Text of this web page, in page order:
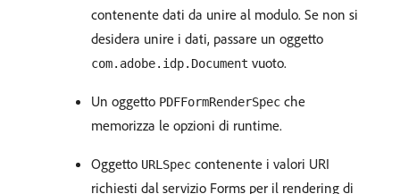
contenente dati da unire al modulo. Se non si
desidera unire i dati, passare un oggetto
com.adobe.idp.Document vuoto.
Un oggetto PDFFormRenderSpec che
memorizza le opzioni di runtime.
Oggetto URLSpec contenente i valori URI
richiesti dal servizio Forms per il rendering di